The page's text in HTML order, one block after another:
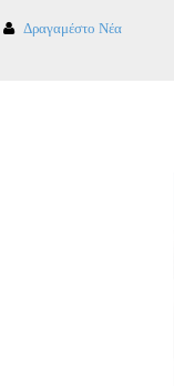
Δραγαμέστο Νέα